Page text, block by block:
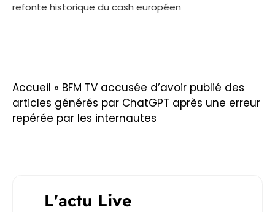
refonte historique du cash européen
Accueil » BFM TV accusée d’avoir publié des
articles générés par ChatGPT après une erreur
repérée par les internautes
L'actu Live